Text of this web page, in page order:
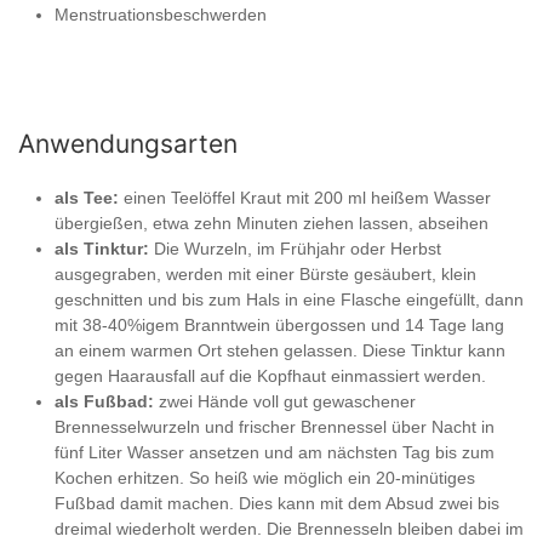
Menstruationsbeschwerden
Anwendungsarten
als Tee: einen Teelöffel Kraut mit 200 ml heißem Wasser
übergießen, etwa zehn Minuten ziehen lassen, abseihen
als Tinktur: Die Wurzeln, im Frühjahr oder Herbst
ausgegraben, werden mit einer Bürste gesäubert, klein
geschnitten und bis zum Hals in eine Flasche eingefüllt, dann
mit 38-40%igem Branntwein übergossen und 14 Tage lang
an einem warmen Ort stehen gelassen. Diese Tinktur kann
gegen Haarausfall auf die Kopfhaut einmassiert werden.
als Fußbad: zwei Hände voll gut gewaschener
Brennesselwurzeln und frischer Brennessel über Nacht in
fünf Liter Wasser ansetzen und am nächsten Tag bis zum
Kochen erhitzen. So heiß wie möglich ein 20-minütiges
Fußbad damit machen. Dies kann mit dem Absud zwei bis
dreimal wiederholt werden. Die Brennesseln bleiben dabei im